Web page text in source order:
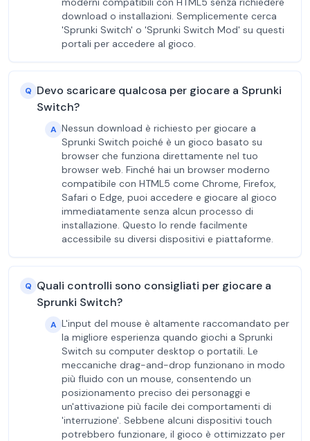
download o installazioni. Semplicemente cerca
'Sprunki Switch' o 'Sprunki Switch Mod' su questi
portali per accedere al gioco.
Q Devo scaricare qualcosa per giocare a Sprunki
Switch?
A Nessun download è richiesto per giocare a
Sprunki Switch poiché è un gioco basato su
browser che funziona direttamente nel tuo
browser web. Finché hai un browser moderno
compatibile con HTML5 come Chrome, Firefox,
Safari o Edge, puoi accedere e giocare al gioco
immediatamente senza alcun processo di
installazione. Questo lo rende facilmente
accessibile su diversi dispositivi e piattaforme.
Q Quali controlli sono consigliati per giocare a
Sprunki Switch?
A L'input del mouse è altamente raccomandato per
la migliore esperienza quando giochi a Sprunki
Switch su computer desktop o portatili. Le
meccaniche drag-and-drop funzionano in modo
più fluido con un mouse, consentendo un
posizionamento preciso dei personaggi e
un'attivazione più facile dei comportamenti di
'interruzione'. Sebbene alcuni dispositivi touch
potrebbero funzionare, il gioco è ottimizzato per